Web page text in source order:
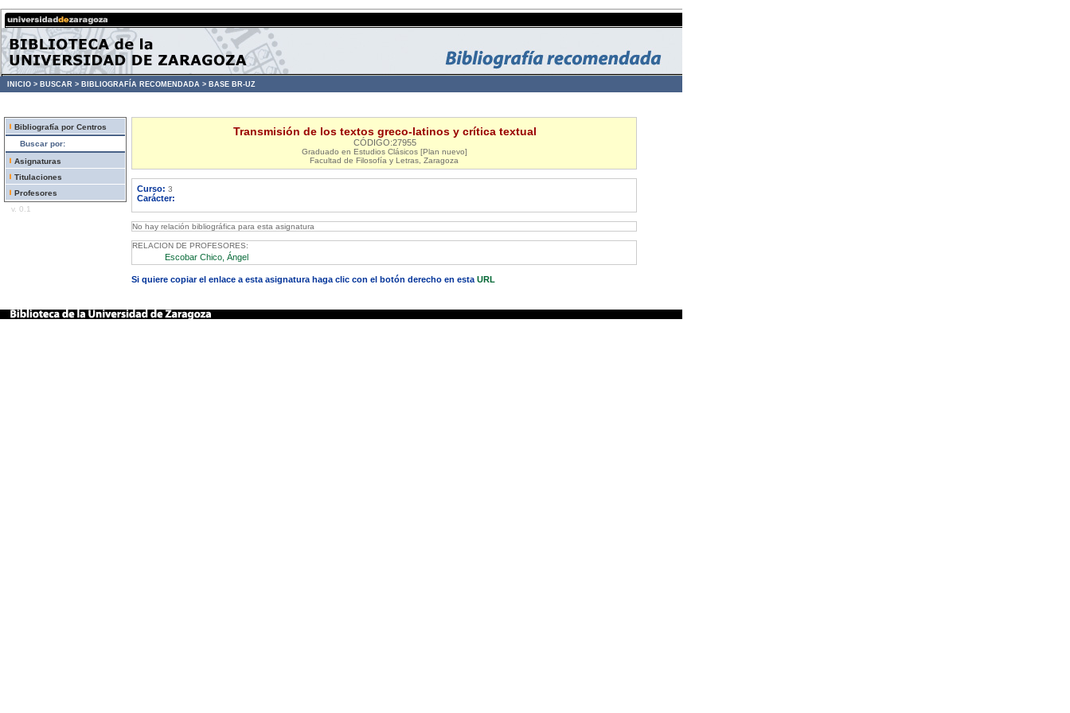
INICIO > BUSCAR > BIBLIOGRAFÍA RECOMENDADA > BASE BR-UZ
Bibliografía por Centros
Buscar por:
Asignaturas
Titulaciones
Profesores
v. 0.1
Transmisión de los textos greco-latinos y crítica textual
CÓDIGO:27955
Graduado en Estudios Clásicos [Plan nuevo]
Facultad de Filosofía y Letras, Zaragoza
Curso: 3
Carácter:
No hay relación bibliográfica para esta asignatura
RELACION DE PROFESORES:
Escobar Chico, Ángel
Si quiere copiar el enlace a esta asignatura haga clic con el botón derecho en esta URL